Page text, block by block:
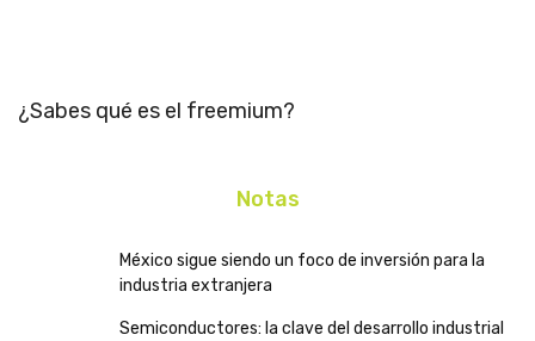
¿Sabes qué es el freemium?
Notas
México sigue siendo un foco de inversión para la
industria extranjera
Semiconductores: la clave del desarrollo industrial